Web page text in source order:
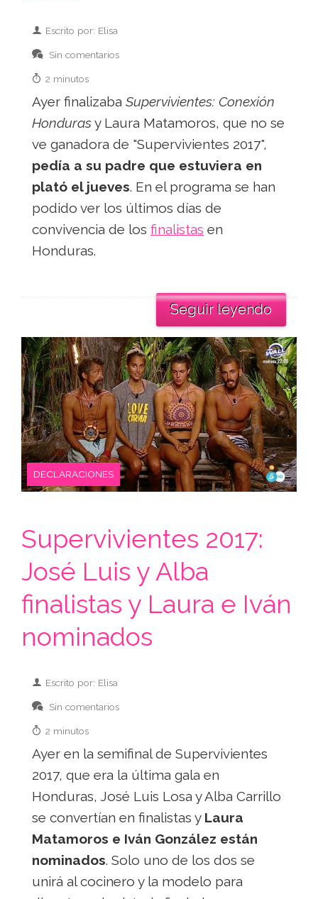
Escrito por: Elisa
Sin comentarios
2 minutos
Ayer finalizaba Supervivientes: Conexión
Hondurasy Laura Matamoros, que no se
ve ganadora de "Supervivientes 2017",
pedía a su padre que estuviera en
plató el jueves. En el programa se han
podido ver los últimos días de
convivencia de los finalistas en
Honduras.
Seguir leyendo
DECLARACIONES
Supervivientes 2017:
José Luis y Alba
finalistas y Laura e Iván
nominados
Escrito por: Elisa
Sin comentarios
2 minutos
Ayer en la semifinal de Supervivientes
2017, que era la última gala en
Honduras, José Luis Losa y Alba Carrillo
se convertían en finalistas y Laura
Matamoros e Iván González están
nominados. Solo uno de los dos se
unirá al cocinero y la modelo para